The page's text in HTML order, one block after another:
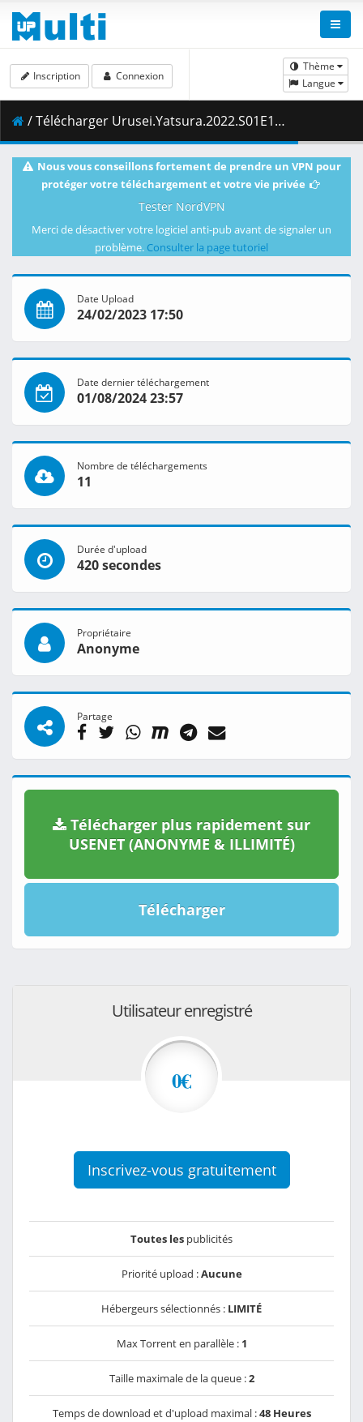
Thème
Langue
Inscription Connexion
/ Télécharger Urusei.Yatsura.2022.S01E19.1080p.AMZN.WEB-DL.DDP2.0.H.264-VARYG.mkv.002 ( 396.55 MB )
Nous vous conseillons fortement de prendre un VPN pour
protéger votre téléchargement et votre vie privée
Tester NordVPN
Merci de désactiver votre logiciel anti-pub avant de signaler un
problème. Consulter la page tutoriel
Date Upload
24/02/2023 17:50
Date dernier téléchargement
01/08/2024 23:57
Nombre de téléchargements
11
Durée d'upload
420 secondes
Propriétaire
Anonyme
Partage
Télécharger plus rapidement sur
USENET (ANONYME & ILLIMITÉ)
Télécharger
Utilisateur enregistré
0€
Inscrivez-vous gratuitement
Toutes les publicités
Priorité upload :Aucune
Hébergeurs sélectionnés : LIMITÉ
Max Torrent en parallèle : 1
Taille maximale de la queue :2
Temps de download et d'upload maximal :48 Heures